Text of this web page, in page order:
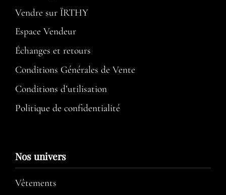
Vendre sur ÏRTHY
Espace Vendeur
Échanges et retours
Conditions Générales de Vente
Conditions d’utilisation​
Politique de confidentialité
Nos univers
Vêtements